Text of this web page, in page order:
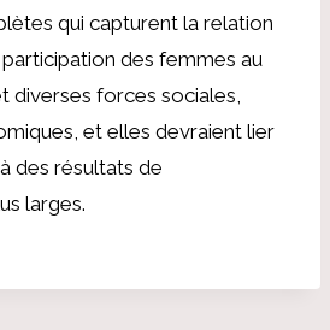
qui capturent la relation
des femmes au
diverses forces sociales,
et elles devraient lier
des résultats de
larges.